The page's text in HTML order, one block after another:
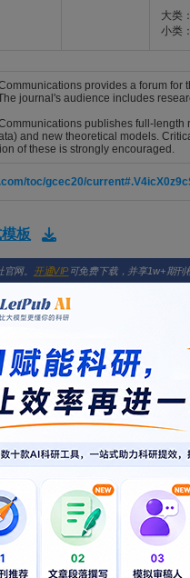
大类
小类
provides a forum
journal's audience includes
publishes full-
and new theoretical models.
of these is strongly encouraged.
toc/gcec20/
板
网。 开通VIP 可免费下载，并享1w+期刊
gcec
based Fenton-like catalyst
Yang, Ziyu; Zhang, Wenjun
COMMUNICATIONS. 2026;
of clarithromycin via hybrid
Wamegne Kenang Joelle; Ai,
COMMUNICATIONS. 2026;
methyl oleate
Yining; Zhou, Yingtong; Liu, Xin
COMMUNICATIONS. 2026;
banana peel through pectin
Qin, Guotong
COMMUNICATIONS. 2026;